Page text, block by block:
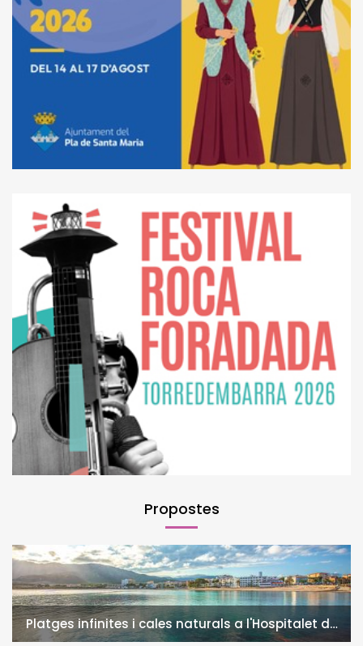
Propostes
Platges infinites i cales naturals a l'Hospitalet de
l'Infant i la Vall de Llors